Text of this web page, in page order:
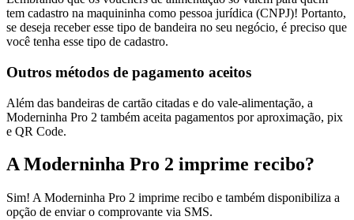
tem cadastro na maquininha como pessoa jurídica (CNPJ)! Portanto,
se deseja receber esse tipo de bandeira no seu negócio, é preciso que
você tenha esse tipo de cadastro.
Outros métodos de pagamento aceitos
Além das bandeiras de cartão citadas e do vale-alimentação, a
Moderninha Pro 2 também aceita pagamentos por aproximação, pix
e QR Code.
A Moderninha Pro 2 imprime recibo?
Sim! A Moderninha Pro 2 imprime recibo e também disponibiliza a
opção de enviar o comprovante via SMS.